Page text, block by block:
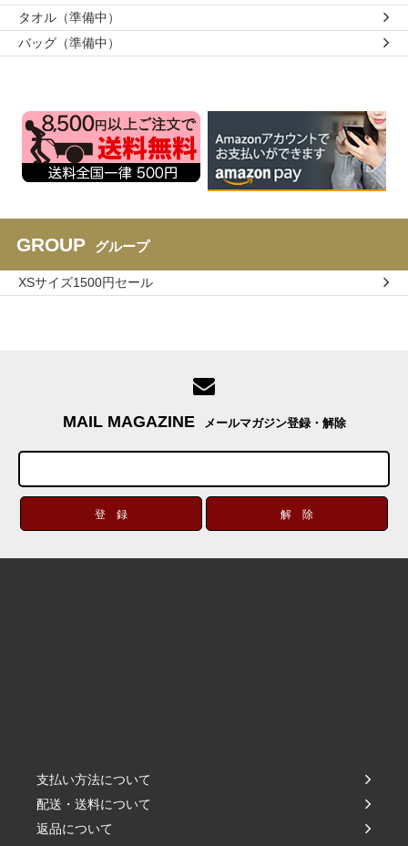
タオル（準備中）
バッグ（準備中）
GROUP グループ
XSサイズ1500円セール
MAIL MAGAZINE メールマガジン登録・解除
支払い方法について
配送・送料について
返品について